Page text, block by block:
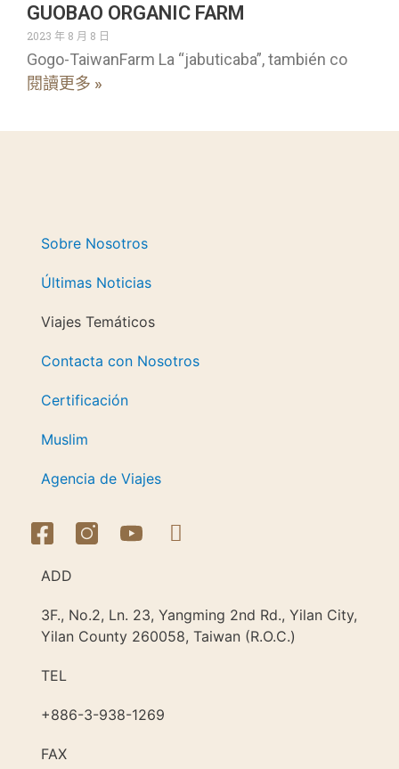
GUOBAO ORGANIC FARM
2023 年 8 月 8 日
Gogo-TaiwanFarm La “jabuticaba”, también co
閱讀更多 »
Sobre Nosotros
Últimas Noticias
Viajes Temáticos
Contacta con Nosotros
Certificación
Muslim
Agencia de Viajes
ADD
3F., No.2, Ln. 23, Yangming 2nd Rd., Yilan City,
Yilan County 260058, Taiwan (R.O.C.)
TEL
+886-3-938-1269​
FAX